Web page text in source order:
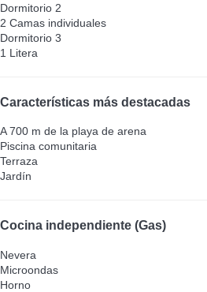
Dormitorio 2
2 Camas individuales
Dormitorio 3
1 Litera
Características más destacadas
A 700 m de la playa de arena
Piscina comunitaria
Terraza
Jardín
Cocina independiente (Gas)
Nevera
Microondas
Horno